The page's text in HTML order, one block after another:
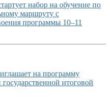
набор на обучение по
маршруту с
программы 10–11
на программу
итоговой